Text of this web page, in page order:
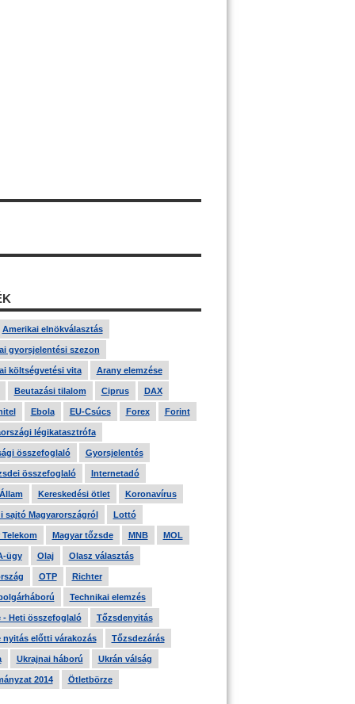
Amerikai elnökválasztás
gyorsjelentési szezon
költségvetési vita Arany elemzése
Beutazási tilalom Ciprus DAX
Ebola EU-Csúcs Forex Forint
légikatasztrófa
összefoglaló Gyorsjelentés
összefoglaló Internetadó
Kereskedési ötlet Koronavírus
sajtó Magyarországról Lottó
Telekom Magyar tőzsde MNB MOL
ügy Olaj Olasz választás
OTP Richter
Technikai elemzés
- Heti összefoglaló Tőzsdenyitás
nyitás előtti várakozás Tőzsdezárás
Ukrajnai háború Ukrán válság
2014 Ötletbörze